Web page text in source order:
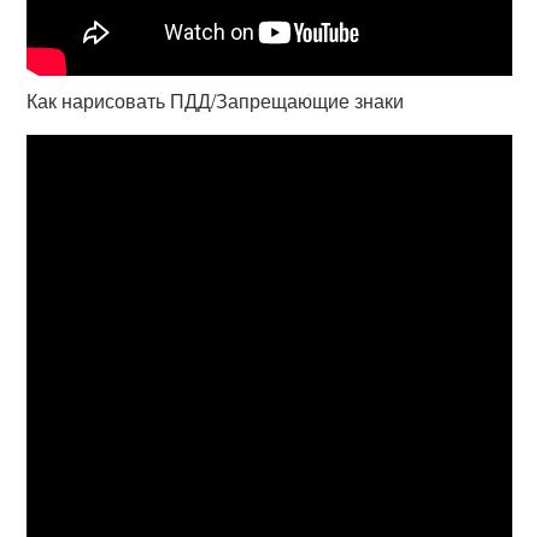
Как нарисовать ПДД/Запрещающие знаки